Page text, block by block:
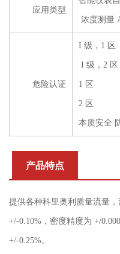
应用类型
浓度测量
危险认证
I 级，1 区
I 级，2 区
1 区
2 区
本质安全
产品特点
提供各种科里奥利质量流量
+/-0.10%，密度精度为 +/
+/-0.25%。